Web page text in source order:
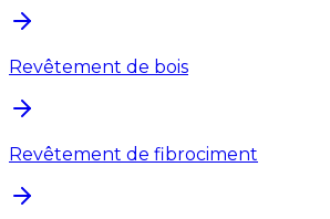
Revêtement de bois
Revêtement de fibrociment